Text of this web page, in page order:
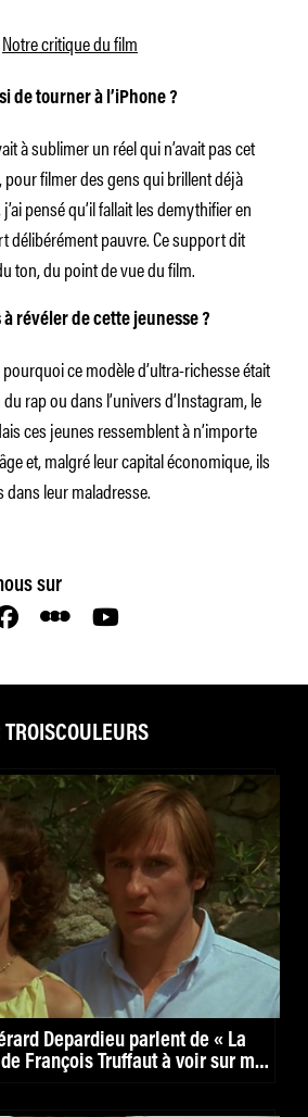
Notre critique du film
de tourner à l’iPhone ?
à sublimer un réel qui n’avait pas cet
filmer des gens qui brillent déjà
pensé qu’il fallait les demythifier en
délibérément pauvre. Ce support dit
ton, du point de vue du film.
révéler de cette jeunesse ?
ce modèle d’ultra-richesse était
rap ou dans l’univers d’Instagram, le
ces jeunes ressemblent à n’importe
et, malgré leur capital économique, ils
leur maladresse.
sur
Depardieu parlent de « La
François Truffaut à voir sur mk2